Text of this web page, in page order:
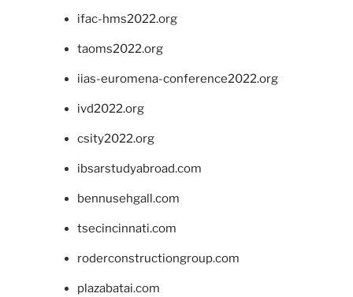
ifac-hms2022.org
taoms2022.org
iias-euromena-conference2022.org
ivd2022.org
csity2022.org
ibsarstudyabroad.com
bennusehgall.com
tsecincinnati.com
roderconstructiongroup.com
plazabatai.com